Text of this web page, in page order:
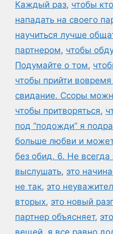
Каждый раз, чтобы
нападать на своего
научиться лучше
партнером, чтобы
Подумайте о том,
чтобы прийти
свидание. Ссоры
чтобы притворяться,
под “подожди” я
больше любви и
без обид. 6. Не всегда
выслушать, это
не так, это
вторых, это новый
партнер объясняет,
вещей, я все равно